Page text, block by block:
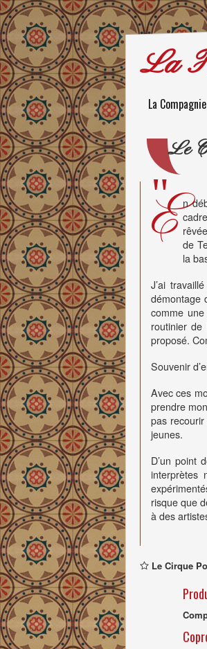
La
La Compagnie
Le
E n
de
la
J’ai
démontage
comme
routinier de
proposé.
Souvenir
Avec ces
prendre
pas
jeunes.
D’un point
interprètes
risque que
à des
Le Cirque